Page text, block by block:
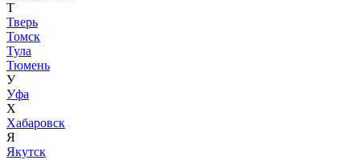
Т
Тверь
Томск
Тула
Тюмень
У
Уфа
Х
Хабаровск
Я
Якутск